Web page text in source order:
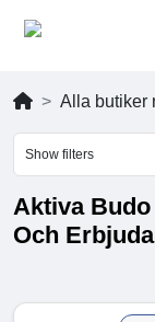
Alla butiker
Show filters
Aktiva
Och